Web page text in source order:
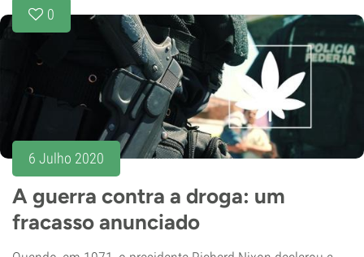
0
6 Julho 2020
A guerra contra a droga: um
fracasso anunciado